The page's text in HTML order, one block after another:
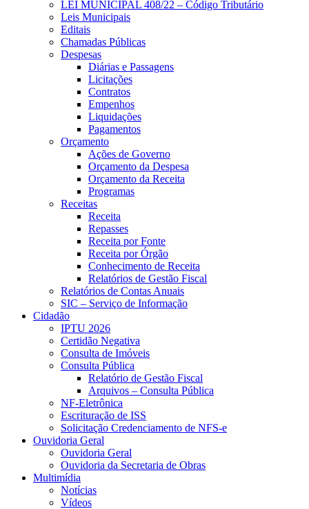
LEI MUNICIPAL 408/22 – Código Tributário
Leis Municipais
Editais
Chamadas Públicas
Despesas
Diárias e Passagens
Licitações
Contratos
Empenhos
Liquidações
Pagamentos
Orçamento
Ações de Governo
Orçamento da Despesa
Orçamento da Receita
Programas
Receitas
Receita
Repasses
Receita por Fonte
Receita por Órgão
Conhecimento de Receita
Relatórios de Gestão Fiscal
Relatórios de Contas Anuais
SIC – Serviço de Informação
Cidadão
IPTU 2026
Certidão Negativa
Consulta de Imóveis
Consulta Pública
Relatório de Gestão Fiscal
Arquivos – Consulta Pública
NF-Eletrônica
Escrituração de ISS
Solicitação Credenciamento de NFS-e
Ouvidoria Geral
Ouvidoria Geral
Ouvidoria da Secretaria de Obras
Multimídia
Notícias
Vídeos